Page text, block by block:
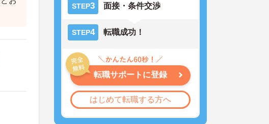
STEP3 面接・条件交渉
STEP4 転職成功！
転職サポートに登録
はじめて転職する方へ